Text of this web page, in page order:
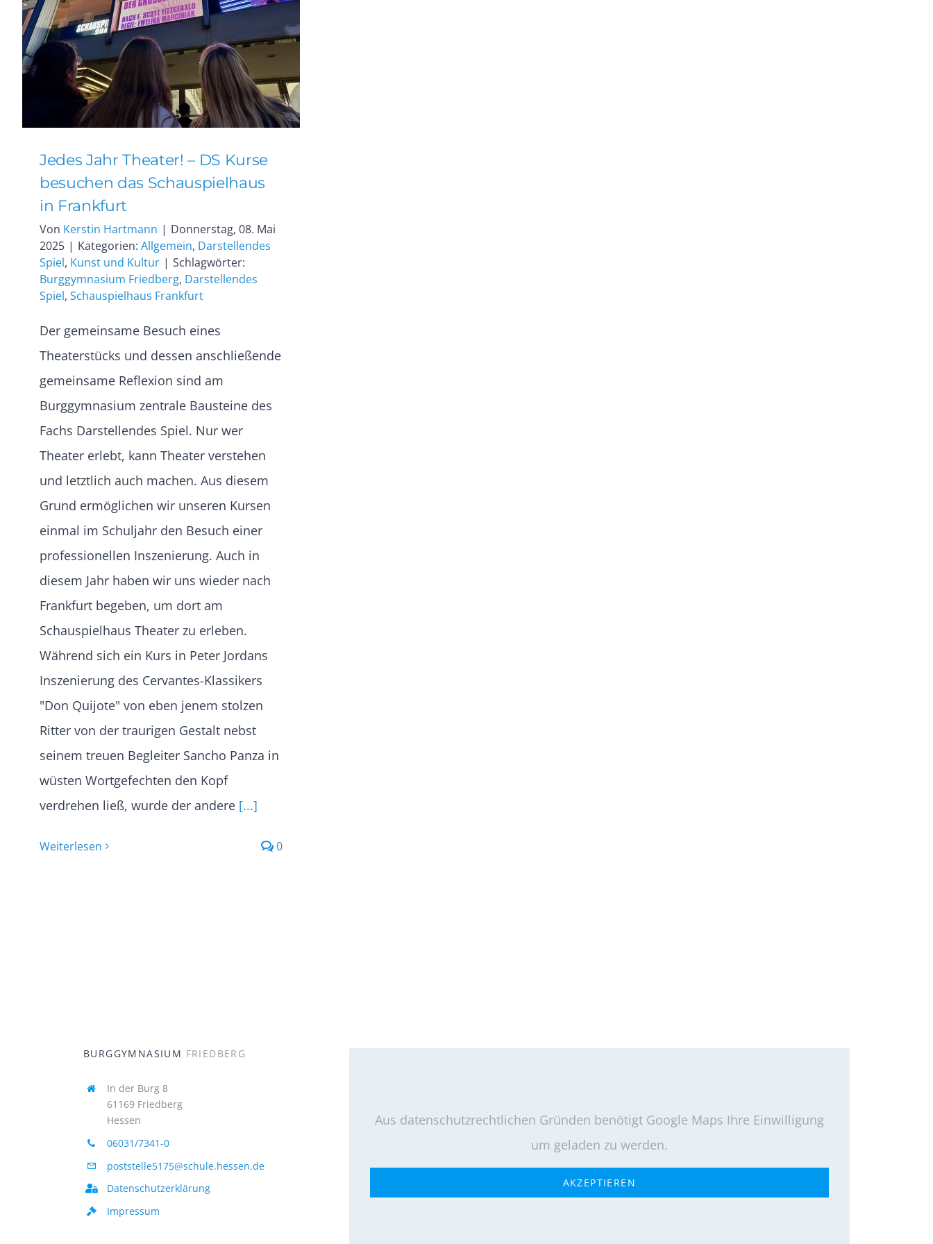
Jedes Jahr Theater! – DS Kurse
besuchen das Schauspielhaus
in Frankfurt
Von Kerstin Hartmann | Donnerstag, 08. Mai
2025 | Kategorien: Allgemein, Darstellendes
Spiel, Kunst und Kultur | Schlagwörter:
Burggymnasium Friedberg, Darstellendes
Spiel, Schauspielhaus Frankfurt
Der gemeinsame Besuch eines
Theaterstücks und dessen anschließende
gemeinsame Reflexion sind am
Burggymnasium zentrale Bausteine des
Fachs Darstellendes Spiel. Nur wer
Theater erlebt, kann Theater verstehen
und letztlich auch machen. Aus diesem
Grund ermöglichen wir unseren Kursen
einmal im Schuljahr den Besuch einer
professionellen Inszenierung. Auch in
diesem Jahr haben wir uns wieder nach
Frankfurt begeben, um dort am
Schauspielhaus Theater zu erleben.
Während sich ein Kurs in Peter Jordans
Inszenierung des Cervantes-Klassikers
"Don Quijote" von eben jenem stolzen
Ritter von der traurigen Gestalt nebst
seinem treuen Begleiter Sancho Panza in
wüsten Wortgefechten den Kopf
verdrehen ließ, wurde der andere[...]
Weiterlesen 0
BURGGYMNASIUM FRIEDBERG
In der Burg 8
61169 Friedberg
Hessen
06031/7341-0
poststelle5175@schule.hessen.de
Datenschutzerklärung
Impressum
Aus datenschutzrechtlichen Gründen benötigt Google Maps Ihre Einwilligung
um geladen zu werden.
AKZEPTIEREN